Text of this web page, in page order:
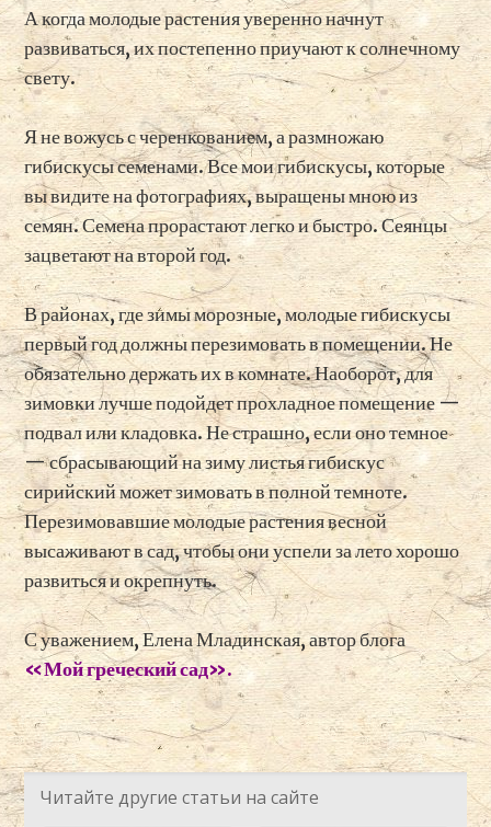
А когда молодые растения уверенно начнут
развиваться, их постепенно приучают к солнечному
свету.
Я не вожусь с черенкованием, а размножаю
гибискусы семенами. Все мои гибискусы, которые
вы видите на фотографиях, выращены мною из
семян. Семена прорастают легко и быстро. Сеянцы
зацветают на второй год.
В районах, где зимы морозные, молодые гибискусы
первый год должны перезимовать в помещении. Не
обязательно держать их в комнате. Наоборот, для
зимовки лучше подойдет прохладное помещение —
подвал или кладовка. Не страшно, если оно темное
— сбрасывающий на зиму листья гибискус
сирийский может зимовать в полной темноте.
Перезимовавшие молодые растения весной
высаживают в сад, чтобы они успели за лето хорошо
развиться и окрепнуть.
С уважением, Елена Младинская, автор блога
«Мой греческий сад».
Читайте другие статьи на сайте